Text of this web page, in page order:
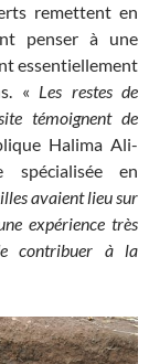
remettent en
penser à une
essentiellement
« Les restes de
témoignent de
Halima Ali-
spécialisée en
avaient lieu sur
expérience très
contribuer à la